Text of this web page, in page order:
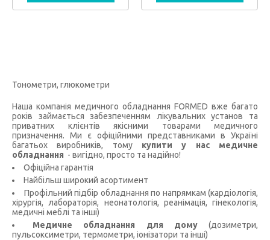
Тонометри, глюкометри
Наша компанія медичного обладнання FORMED вже багато
років займається забезпеченням лікувальних установ та
приватних клієнтів якісними товарами медичного
призначення. Ми є офіційними представниками в Україні
багатьох виробників, тому купити у нас медичне
обладнання - вигідно, просто та надійно!
Офіційна гарантія
Найбільш широкий асортимент
Профільний підбір обладнання по напрямкам (кардіологія,
хірургія, лабораторія, неонатологія, реанімація, гінекологія,
медичні меблі та інші)
Медичне обладнання для дому(дозиметри,
пульсоксиметри, термометри, іонізатори та інші)